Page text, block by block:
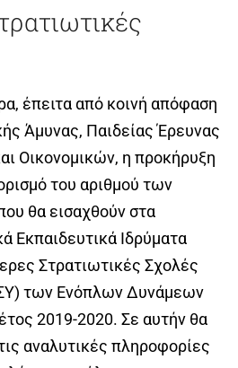
έπειτα από κοινή απόφαση
Άµυνας, Παιδείας Έρευνας
Οικονοµικών, η προκήρυξη
του αριθμού των
θα εισαχθούν στα
Εκπαιδευτικά Ιδρύματα
Στρατιωτικές Σχολές
των Ενόπλων ∆υνάμεων
2019-2020. Σε αυτήν θα
αναλυτικές πληροφορίες